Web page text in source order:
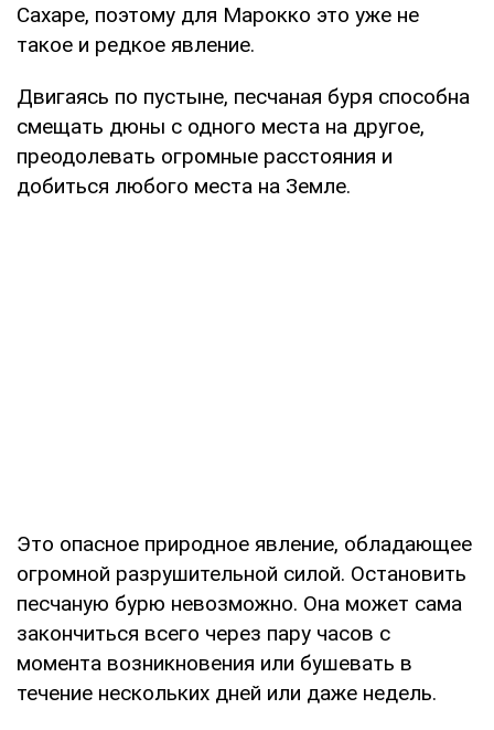
Сахаре, поэтому для Марокко это уже не
такое и редкое явление.
Двигаясь по пустыне, песчаная буря способна
смещать дюны с одного места на другое,
преодолевать огромные расстояния и
добиться любого места на Земле.
Это опасное природное явление, обладающее
огромной разрушительной силой. Остановить
песчаную бурю невозможно. Она может сама
закончиться всего через пару часов с
момента возникновения или бушевать в
течение нескольких дней или даже недель.